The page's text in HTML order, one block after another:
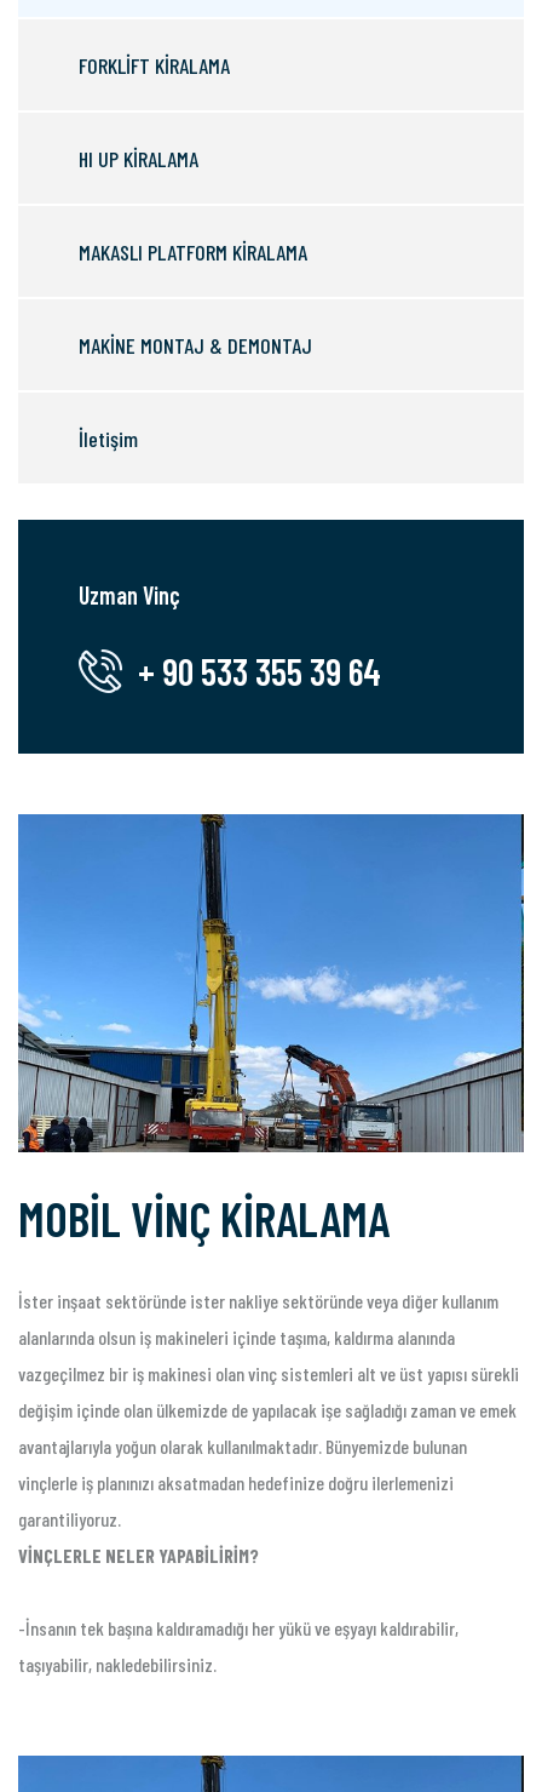
FORKLİFT KİRALAMA
HI UP KİRALAMA
MAKASLI PLATFORM KİRALAMA
MAKİNE MONTAJ & DEMONTAJ
İletişim
Uzman Vinç
+ 90 533 355 39 64
MOBİL VİNÇ KİRALAMA
İster inşaat sektöründe ister nakliye sektöründe veya diğer kullanım
alanlarında olsun iş makineleri içinde taşıma, kaldırma alanında
vazgeçilmez bir iş makinesi olan vinç sistemleri alt ve üst yapısı sürekli
değişim içinde olan ülkemizde de yapılacak işe sağladığı zaman ve emek
avantajlarıyla yoğun olarak kullanılmaktadır. Bünyemizde bulunan
vinçlerle iş planınızı aksatmadan hedefinize doğru ilerlemenizi
garantiliyoruz.
VİNÇLERLE NELER YAPABİLİRİM?
-İnsanın tek başına kaldıramadığı her yükü ve eşyayı kaldırabilir,
taşıyabilir, nakledebilirsiniz.